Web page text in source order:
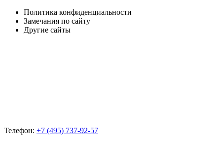
Политика конфиденциальности
Замечания по сайту
Другие сайты
Телефон: +7 (495) 737-92-57